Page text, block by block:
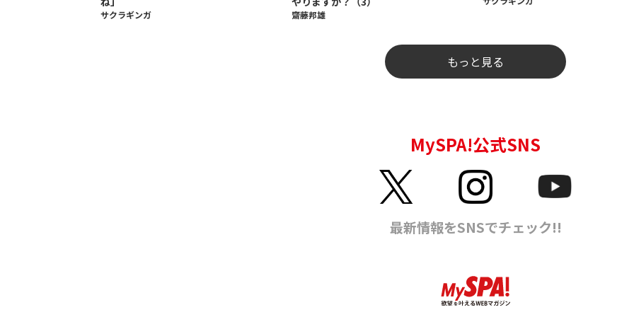
サクラギンガ 齋藤邦雄
もっと見る